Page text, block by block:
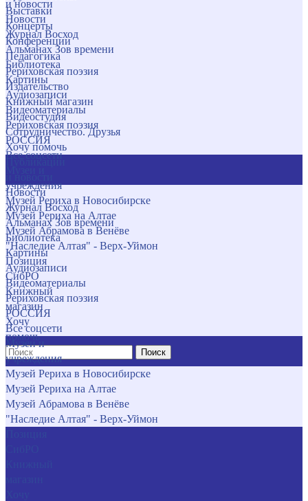
и новости
Новости
Журнал Восход
Альманах Зов времени
Библиотека
Картины
Аудиозаписи
Видеоматериалы
Рериховская поэзия
РОССИЯ
Все соцсети
учреждения
Музей Рериха в Новосибирске
Музей Рериха на Алтае
Музей Абрамова в Венёве
"Наследие Алтая" - Верх-Уймон
Позиция
СибРО
Книжный
магазин
Хочу
помочь
Поиск
Выставки
Концерты
Конференции
Педагогика
Рериховская поэзия
Издательство
Книжный магазин
Видеостудия
Сотрудничество. Друзья
Хочу помочь
Новости
Журнал Восход
Альманах Зов времени
Библиотека
Картины
Аудиозаписи
Видеоматериалы
Рериховская поэзия
РОССИЯ
Все соцсети
Музеи и
учреждения
Музей Рериха в Новосибирске
Музей Рериха на Алтае
Музей Абрамова в Венёве
"Наследие Алтая" - Верх-Уймон